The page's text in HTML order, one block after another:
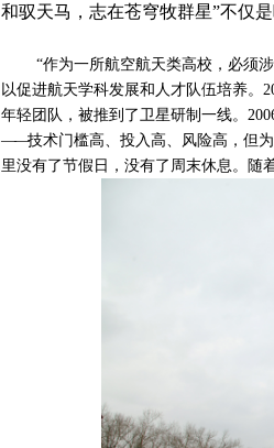
和驭天马，志在苍穹牧群星”不仅
“作为一所航空航天类高校，必须
以促进航天学科发展和人才队伍培养。
年轻团队，被推到了卫星研制一线。
——技术门槛高、投入高、风险高，但
里没有了节假日，没有了周末休息。随